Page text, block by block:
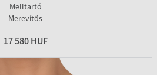
Melltartó
Merevítős
17 580 HUF